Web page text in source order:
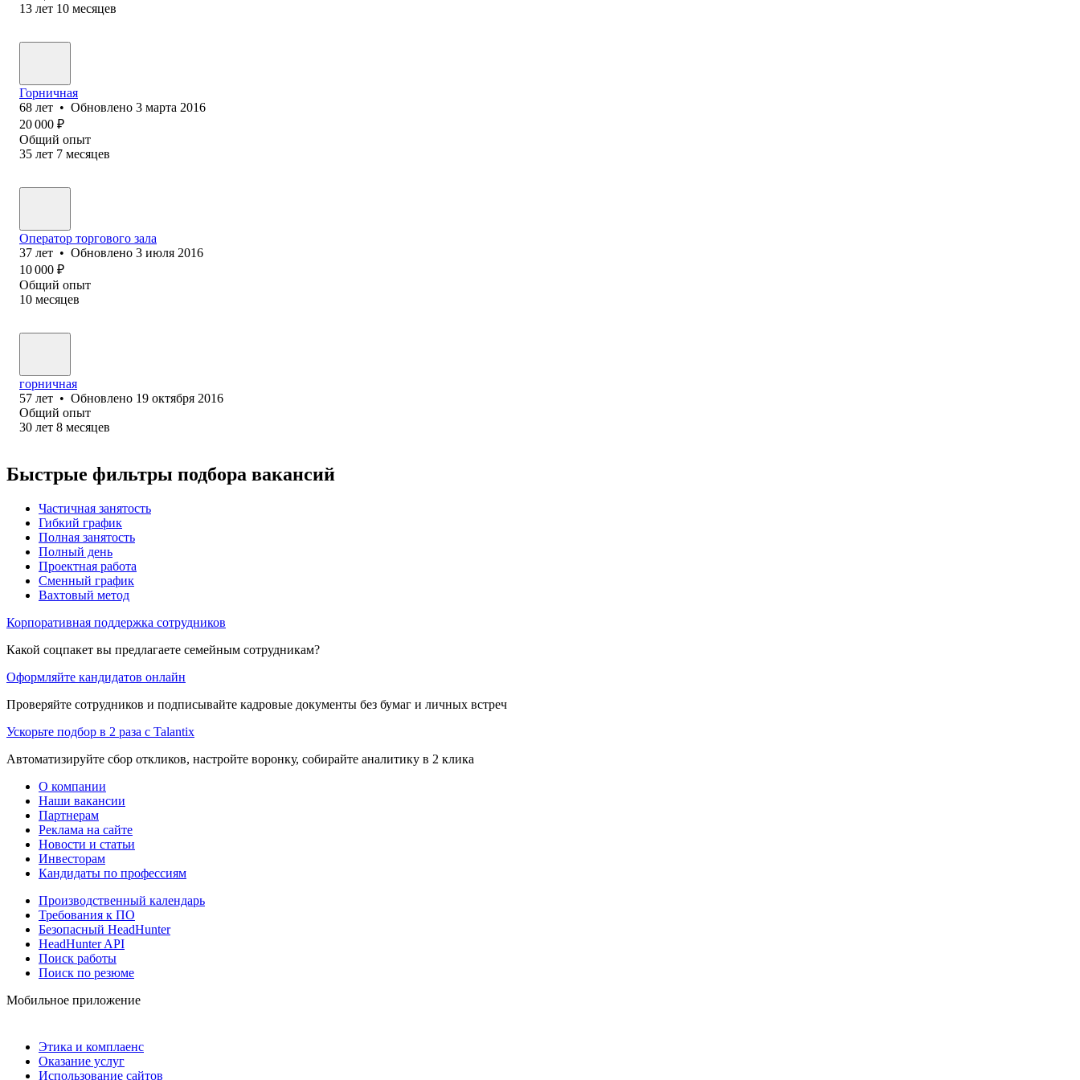
13 лет 10 месяцев
Горничная
68 лет • Обновлено 3 марта 2016
20 000 ₽
Общий опыт
35 лет 7 месяцев
Оператор торгового зала
37 лет • Обновлено 3 июля 2016
10 000 ₽
Общий опыт
10 месяцев
горничная
57 лет • Обновлено 19 октября 2016
Общий опыт
30 лет 8 месяцев
Быстрые фильтры подбора вакансий
Частичная занятость
Гибкий график
Полная занятость
Полный день
Проектная работа
Сменный график
Вахтовый метод
Корпоративная поддержка сотрудников
Какой соцпакет вы предлагаете семейным сотрудникам?
Оформляйте кандидатов онлайн
Проверяйте сотрудников и подписывайте кадровые документы без бумаг и личных встреч
Ускорьте подбор в 2 раза с Talantix
Автоматизируйте сбор откликов, настройте воронку, собирайте аналитику в 2 клика
О компании
Наши вакансии
Партнерам
Реклама на сайте
Новости и статьи
Инвесторам
Кандидаты по профессиям
Производственный календарь
Требования к ПО
Безопасный HeadHunter
HeadHunter API
Поиск работы
Поиск по резюме
Мобильное приложение
Этика и комплаенс
Оказание услуг
Использование сайтов